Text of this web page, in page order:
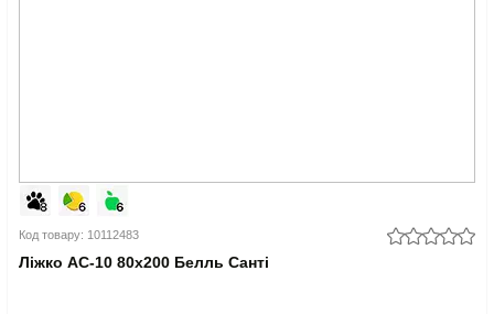
Код товару: 10112483
Ліжко АС-10 80x200 Белль Санті